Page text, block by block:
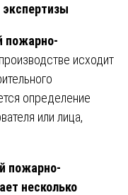
пожарно-
исходит
определение
или лица,
пожарно-
несколько